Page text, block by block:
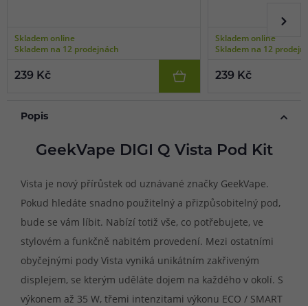
Skladem online
Skladem na 12 prodejnách
239 Kč
Skladem online
Skladem na 12
239 Kč
Popis
GeekVape DIGI Q Vista Pod Kit
Vista je nový přírůstek od uznávané značky GeekVape.
Pokud hledáte snadno použitelný a přizpůsobitelný pod,
bude se vám líbit. Nabízí totiž vše, co potřebujete, ve
stylovém a funkčně nabitém provedení. Mezi ostatními
obyčejnými pody Vista vyniká unikátním zakřiveným
displejem, se kterým uděláte dojem na každého v okolí. S
výkonem až 35 W, třemi intenzitami výkonu ECO / SMART